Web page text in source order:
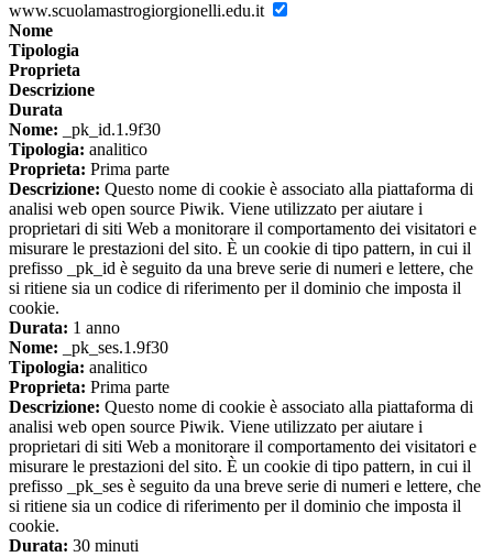
www.scuolamastrogiorgionelli.edu.it
Nome
Tipologia
Proprieta
Descrizione
Durata
Nome: _pk_id.1.9f30
Tipologia: analitico
Proprieta: Prima parte
Descrizione: Questo nome di cookie è associato alla piattaforma di
analisi web open source Piwik. Viene utilizzato per aiutare i
proprietari di siti Web a monitorare il comportamento dei visitatori e
misurare le prestazioni del sito. È un cookie di tipo pattern, in cui il
prefisso _pk_id è seguito da una breve serie di numeri e lettere, che
si ritiene sia un codice di riferimento per il dominio che imposta il
cookie.
Durata: 1 anno
Nome: _pk_ses.1.9f30
Tipologia: analitico
Proprieta: Prima parte
Descrizione: Questo nome di cookie è associato alla piattaforma di
analisi web open source Piwik. Viene utilizzato per aiutare i
proprietari di siti Web a monitorare il comportamento dei visitatori e
misurare le prestazioni del sito. È un cookie di tipo pattern, in cui il
prefisso _pk_ses è seguito da una breve serie di numeri e lettere, che
si ritiene sia un codice di riferimento per il dominio che imposta il
cookie.
Durata: 30 minuti